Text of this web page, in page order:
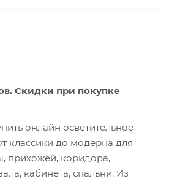
Скидки при покупке
онлайн осветительное
классики до модерна для
прихожей, коридора,
кабинета, спальни. Из